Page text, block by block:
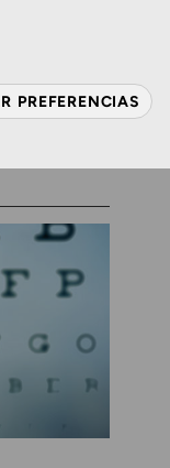
PREFERENCIAS